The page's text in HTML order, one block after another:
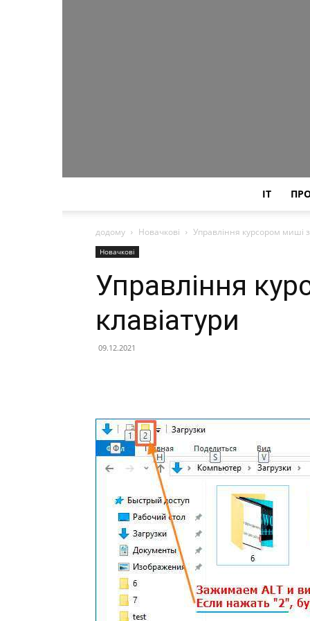
IT
додому Новачкові Управління курсором миші
Новачкові
Управління
клавіатури
09.12.2021